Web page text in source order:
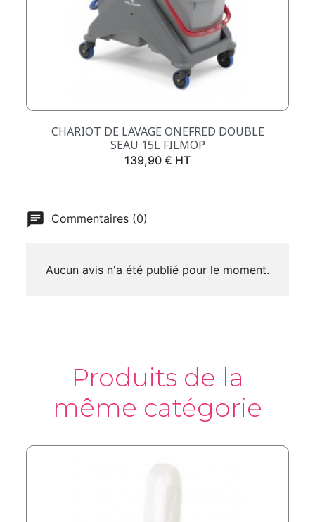
CHARIOT DE LAVAGE ONEFRED DOUBLE
SEAU 15L FILMOP
Prix
139,90 € HT
Commentaires (0)
Aucun avis n'a été publié pour le moment.
Produits de la
même catégorie